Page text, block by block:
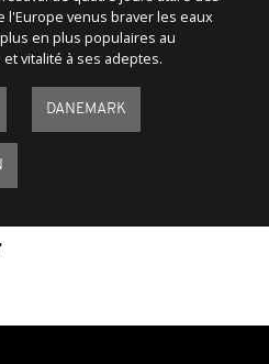
l'Europe venus braver les eaux
en plus populaires au
vitalité à ses adeptes.
DANEMARK